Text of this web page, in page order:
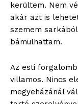
kerültem. Nem
akár azt is
szemem
bámulhattam.
Az esti
villamos. Nincs
megyeházánál